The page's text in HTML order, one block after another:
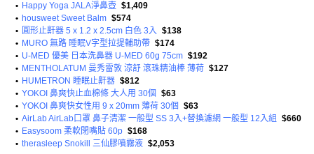
• Happy Yoga JALA淨鼻壺 $1,409
• housweet Sweet Balm $574
• 圓形止鼾器 5 x 1.2 x 2.5cm 白色 3入 $138
• MURO 無路 睡眠V字型拉提輔助帶 $174
• U-MED 優美 日本洗鼻器 U-MED 60g 75cm $192
• MENTHOLATUM 曼秀雷敦 涼舒 滾珠精油棒 薄荷 $127
• HUMETRON 睡眠止鼾器 $812
• YOKOI 鼻爽快止血棉條 大人用 30個 $63
• YOKOI 鼻爽快女性用 9 x 20mm 薄荷 30個 $63
• AirLab AirLab口罩 鼻子清潔 一般型 SS 3入+替換濾網 一般型 12入組
$660
• Easysoom 柔軟閉嘴貼 60p $168
• therasleep Snokill 三仙膠噴霧液 $2,053